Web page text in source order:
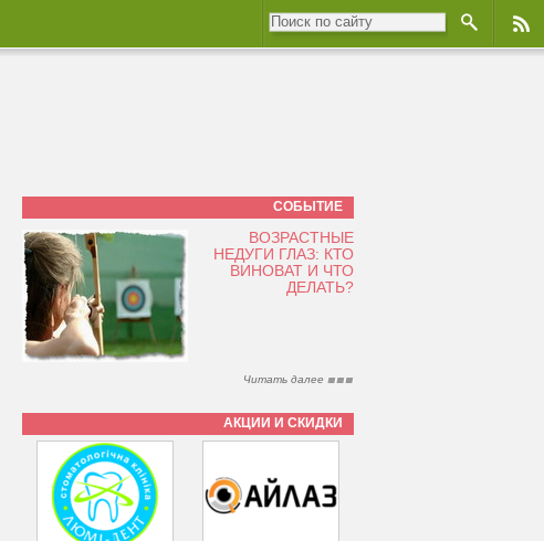
СОБЫТИЕ
ВОЗРАСТНЫЕ
НЕДУГИ ГЛАЗ: КТО
ВИНОВАТ И ЧТО
ДЕЛАТЬ?
Читать далее
АКЦИИ И СКИДКИ